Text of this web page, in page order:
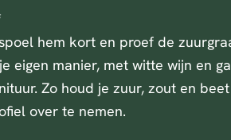
hem kort en proef de
eigen manier, met witte wijn en
Zo houd je zuur, zout en
over te nemen.